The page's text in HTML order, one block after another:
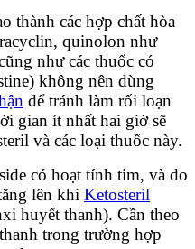
thành các hợp chất hòa
quinolon như
như các thuốc có
không nên dùng
để tránh làm rối loạn
gian ít nhất hai giờ sẽ
và các loại thuốc này.
có hoạt tính tim, và do
lên khi Ketosteril
huyết thanh). Cần theo
trong trường hợp